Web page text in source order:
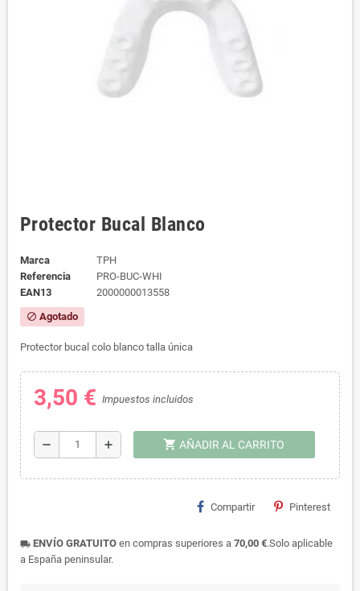
Protector Bucal Blanco
Marca
TPH
Referencia
PRO-BUC-WHI
EAN13
2000000013558
block Agotado
Protector bucal colo blanco talla única
3,50 € Impuestos incluidos
remove add shopping_cart AÑADIR AL CARRITO
Compartir Pinterest
local_shipping ENVÍO GRATUITO en compras superiores a 70,00 €.Solo aplicable
a España peninsular.